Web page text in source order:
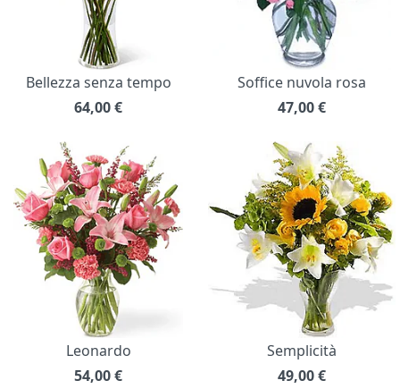
Bellezza senza tempo
64,00€
Soffice nuvola rosa
47,00€
Leonardo
54,00€
Semplicità
49,00€